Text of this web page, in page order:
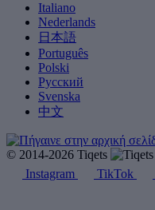
Italiano
Nederlands
日本語
Português
Polski
Русский
Svenska
中文
© 2014-2026 Tiqets
Instagram
TikTok